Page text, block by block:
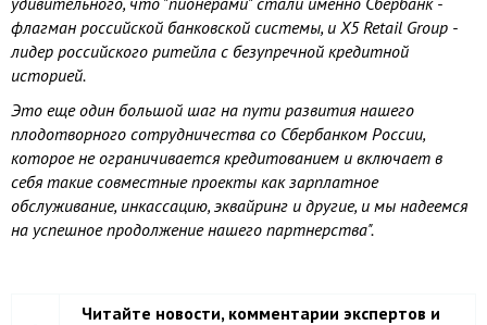
флагман российской банковской системы, и X5 Retail Group -
лидер российского ритейла с безупречной кредитной
историей.
Это еще один большой шаг на пути развития нашего
плодотворного сотрудничества со Сбербанком России,
которое не ограничивается кредитованием и включает в
себя такие совместные проекты как зарплатное
обслуживание, инкассацию, эквайринг и другие, и мы надеемся
на успешное продолжение нашего партнерства".
Читайте новости, комментарии экспертов и